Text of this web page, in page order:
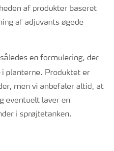
af produkter baseret
af adjuvants øgede
en formulering, der
i planterne. Produktet er
men vi anbefaler altid, at
eventuelt laver en
i sprøjtetanken.